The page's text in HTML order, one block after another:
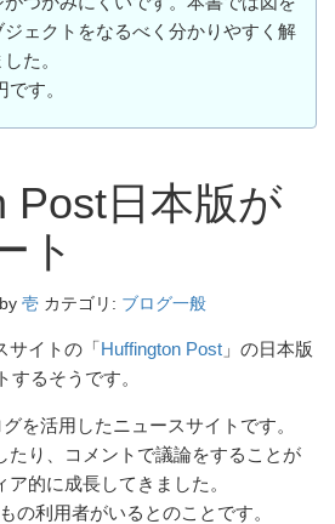
ェクトをなるべく分かりやすく解
た。
す。
Post日本版が
ト
by 壱 カテゴリ: ブログ一般
サイトの「 Huffington Post 」の日本版
するそうです。
を活用したニュースサイトです。
たり、コメントで議論をすることが
的に成長してきました。
の利用者がいるとのことです。